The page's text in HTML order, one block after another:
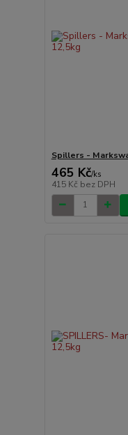
Spillers -
465 Kč/ks
415 Kč bez DPH